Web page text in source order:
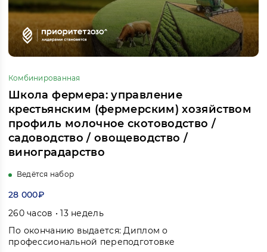
Комбинированная
Школа фермера: управление
крестьянским (фермерским) хозяйством
профиль молочное скотоводство /
садоводство / овощеводство /
виноградарство
Ведётся набор
28 000₽
260 часов • 13 недель
По окончанию выдается: Диплом о
профессиональной переподготовке